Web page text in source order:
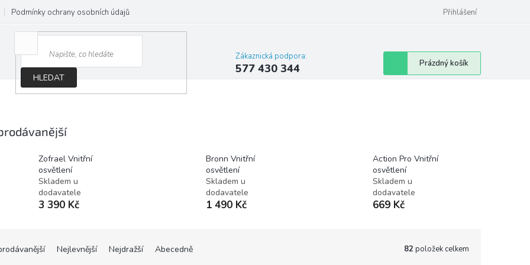
Podmínky ochrany osobních údajů Přihlášení
HLEDAT
Zákaznická podpora:
577 430 344
Nákupní
košík
Prázdný košík
Zofrael Vnitřní
osvětlení
Skladem u
dodavatele
3 390 Kč
Bronn Vnitřní
osvětlení
Skladem u
dodavatele
1 490 Kč
Action Pro Vnitřní
osvětlení
Skladem u
dodavatele
669 Kč
Nejlevnější Nejdražší Abecedně 82 položek celkem